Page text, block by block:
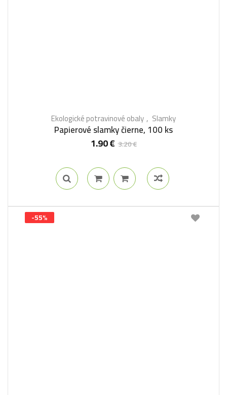
Ekologické potravinové obaly Slamky
Papierové slamky čierne, 100 ks
3.20€
1.90€
-55%